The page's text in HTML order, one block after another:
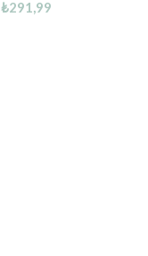
₺291,99